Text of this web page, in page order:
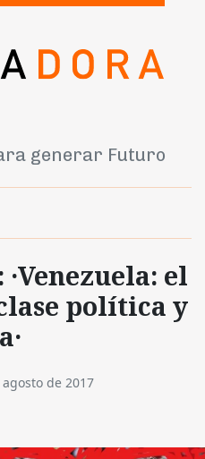
generar Futuro
el
política y
de 2017